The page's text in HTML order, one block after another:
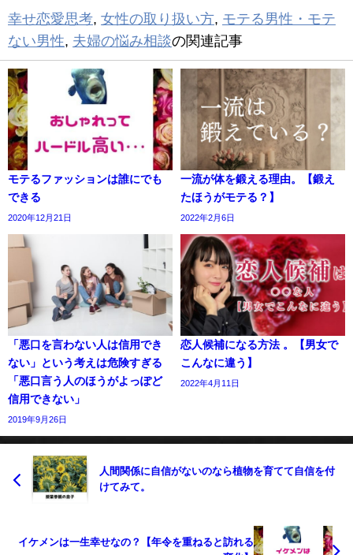
幸せ恋愛思考, 女性の取り扱い方, モテる男性・モテ
ない男性, 夫婦の悩み相談の関連記事
モテるファッションは誰にでも
できる
2020年12月21日
一流が体を鍛える理由。【鍛え
たほうがモテる？】
2022年2月6日
「悪口を言わない人は信用でき
ない」という考えは危険すぎる
「悪口言う人のほうがよっぽど
信用できない」
2019年9月26日
恋人候補になる方法 。【男女で
こんなに違う】
2022年4月11日
人間関係に自信がないのなら植物を育てて自信を付
けてみて。
イケメンは一生幸せなの？【年令を重ねると訪れる